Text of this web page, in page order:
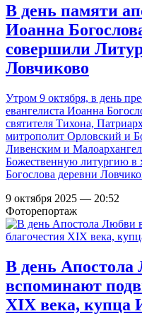
В день памяти
Иоанна
совершили
Ловчиково
Утром 9 октября, в день
евангелиста Иоанна
святителя Тихона,
митрополит Орловский и
Ливенским и
Божественную литургию в
Богослова деревни
9 октября 2025 — 20:52
Фоторепортаж
В день
вспоминают
XIX века, купца